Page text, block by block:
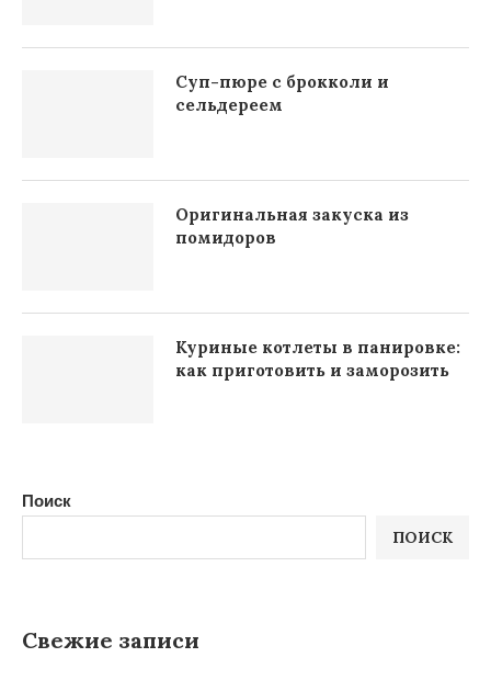
Поиск
ПОИСК
Свежие записи
Суп-пюре с брокколи и
сельдереем
Оригинальная закуска из
помидоров
Куриные котлеты в панировке:
как приготовить и заморозить